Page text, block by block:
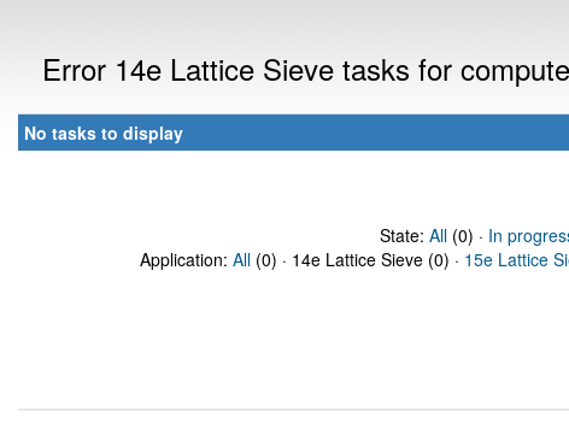
Error 14e Lattice Sieve tasks for
No tasks to display
State: All(0) · In
Application: All (0) · 14e Lattice Sieve (0) · 15e Lattice